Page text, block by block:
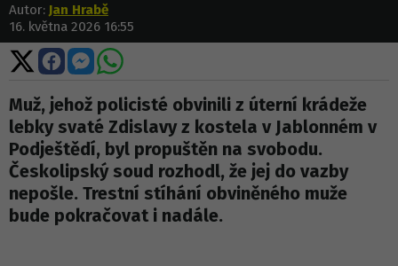
Autor: Jan Hrabě
16. května 2026 16:55
Sdílet
na
X
Sdílet
na
Facebooku
Sdílet
na
Messengeru
Sdílet
WhatsApp
Muž, jehož policisté obvinili z úterní krádeže
lebky svaté Zdislavy z kostela v Jablonném v
Podještědí, byl propuštěn na svobodu.
Českolipský soud rozhodl, že jej do vazby
nepošle. Trestní stíhání obviněného muže
bude pokračovat i nadále.